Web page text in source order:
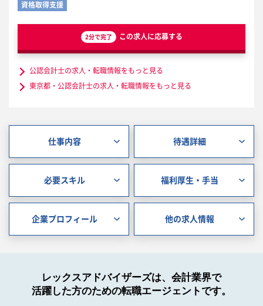
資格取得支援
2分で完了 この求人に応募する
公認会計士の求人・転職情報をもっと見る
東京都・公認会計士の求人・転職情報をもっと見る
仕事内容 待遇詳細
必要スキル 福利厚生・手当
企業プロフィール 他の求人情報
レックスアドバイザーズは、会計業界で
活躍した方のための転職エージェントです。